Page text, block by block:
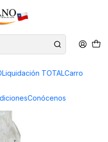
Liquidación TOTALCarro
Conócenos
DE VIDRIO PARA ACIDO